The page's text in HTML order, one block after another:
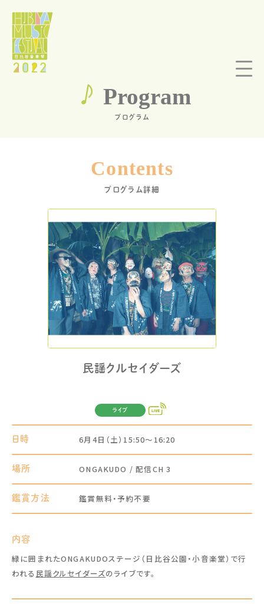
Program
プログラム
Contents
プログラム詳細
民謡クルセイダーズ
ライブ
日時 6月4日（土）15:50～16:20
場所 ONGAKUDO / 配信CH 3
鑑賞方法 鑑賞無料・予約不要
内容
緑に囲まれたONGAKUDOステージ（日比谷公園・小音楽堂）で行
われる 民謡クルセイダーズのライブです。